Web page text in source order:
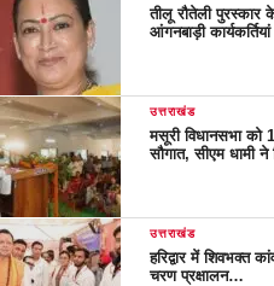
तीलू रौतेली
आंगनबाड़ी
उत्तराखंड
मसूरी विधानसभा
सौगात, सीएम धामी ने
उत्तराखंड
हरिद्वार में शिवभक्त
चरण प्रक्षालन…